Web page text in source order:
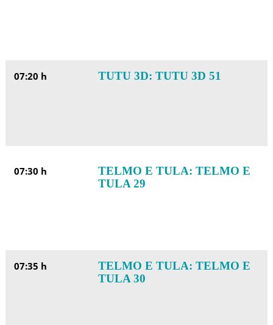
07:20 h TUTU 3D: TUTU 3D 51
07:30 h
TELMO E TULA: TELMO E
TULA 29
07:35 h
TELMO E TULA: TELMO E
TULA 30